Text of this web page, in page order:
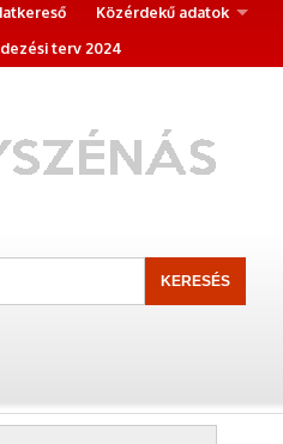
Közérdekű adatok
terv 2024